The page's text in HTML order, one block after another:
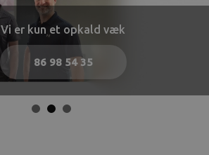
Vi er kun et opkald væk
86 98 54 35
Vi er kun et opkald væk
86 98 54 35
Vi er kun et opkald væk
86 98 54 35